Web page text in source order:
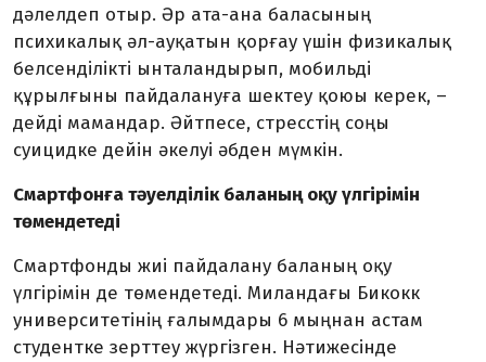
дәлелдеп отыр. Әр ата-ана баласының
психикалық әл-ауқатын қорғау үшін физикалық
белсенділікті ынталандырып, мобильді
құрылғыны пайдалануға шектеу қоюы керек, –
дейді мамандар. Әйтпесе, стресстің соңы
суицидке дейін әкелуі әбден мүмкін.
Смартфонға тәуелділік баланың оқу үлгірімін
төмендетеді
Смартфонды жиі пайдалану баланың оқу
үлгірімін де төмендетеді. Миландағы Бикокк
университетінің ғалымдары 6 мыңнан астам
студентке зерттеу жүргізген. Нәтижесінде